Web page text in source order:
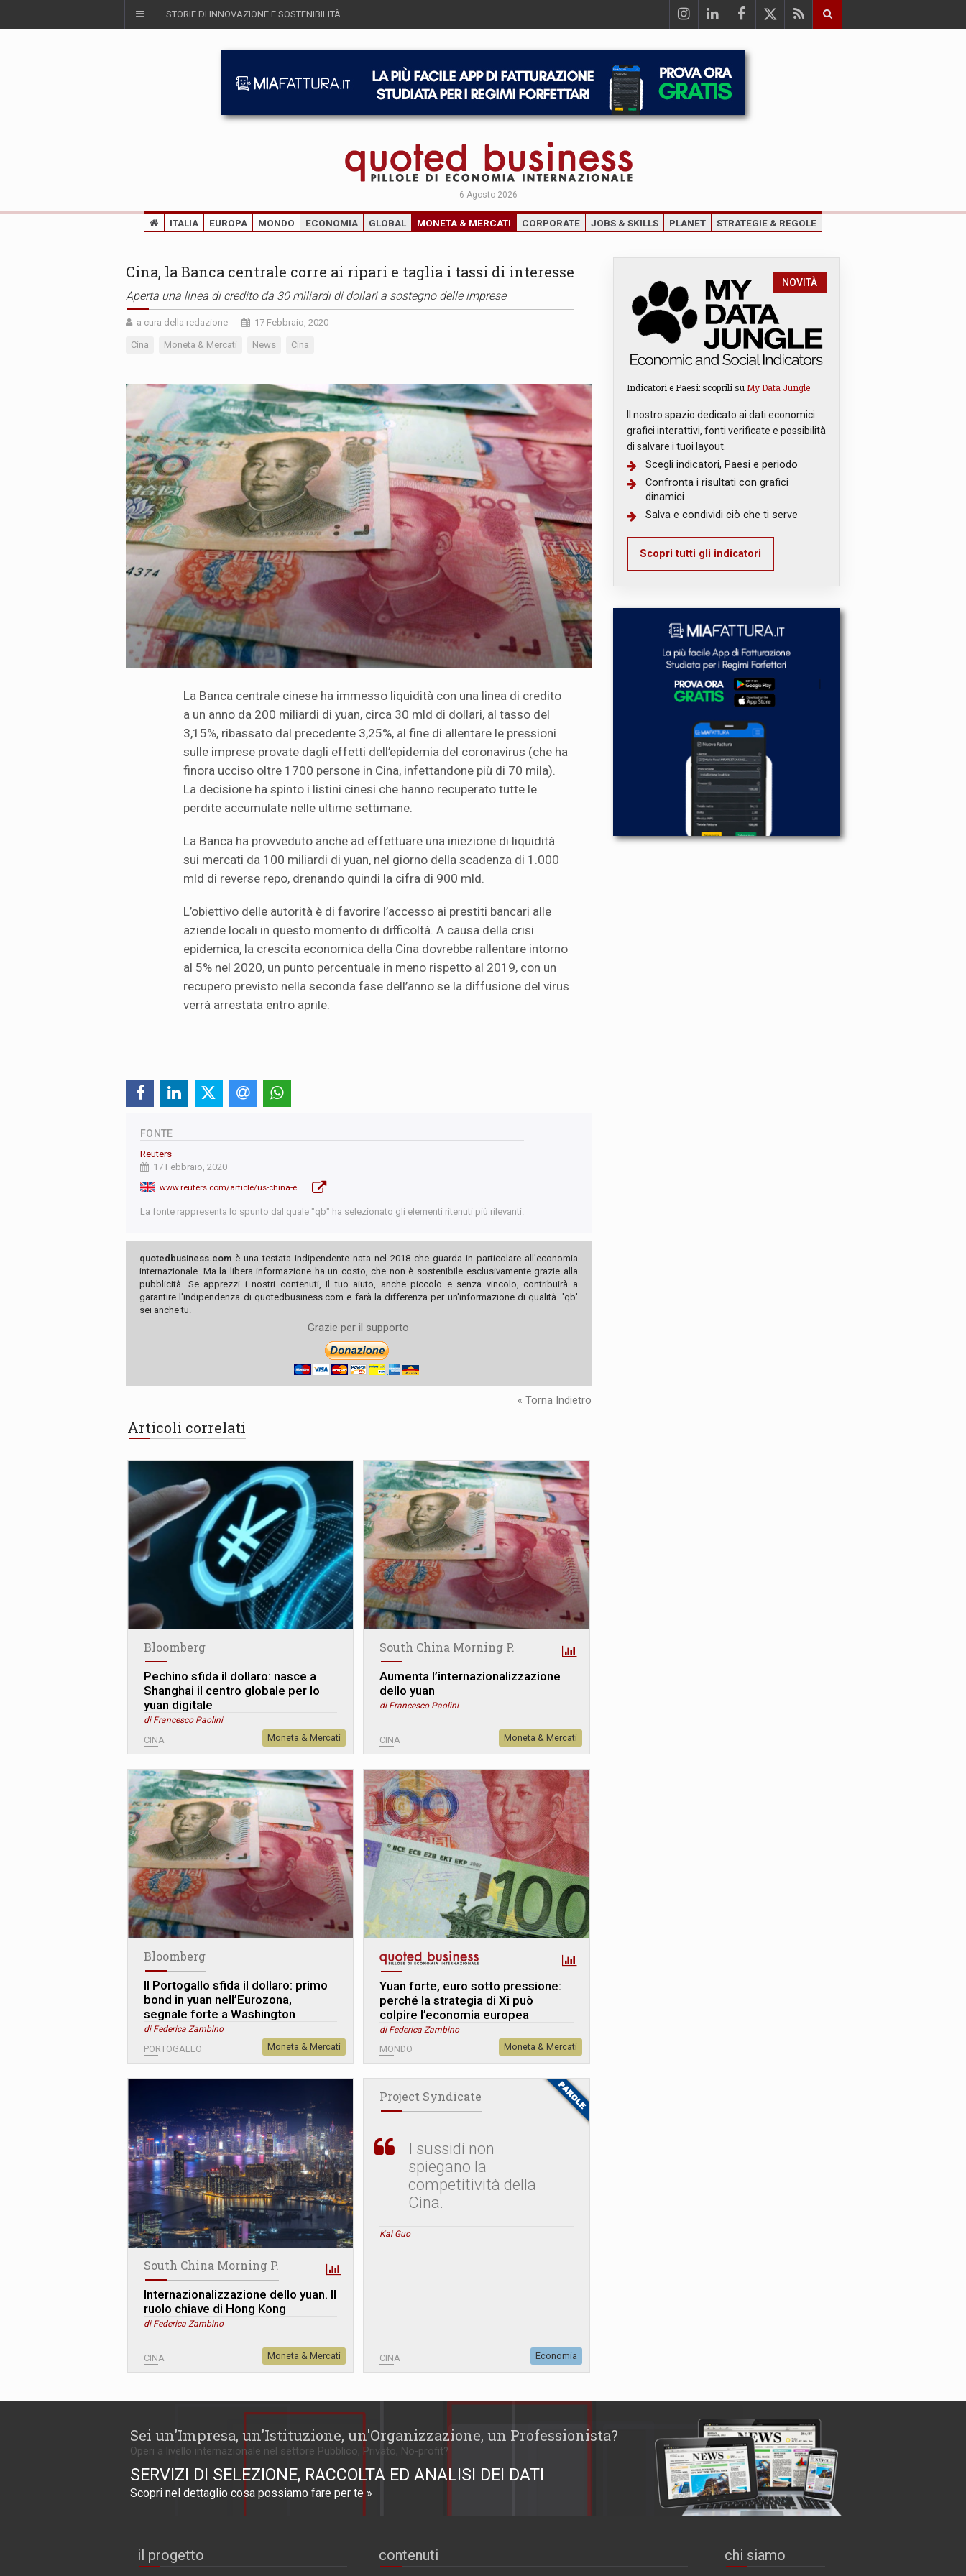
STORIE DI INNOVAZIONE E SOSTENIBILITÀ
6 Agosto 2026
ITALIA EUROPA MONDO ECONOMIA GLOBAL MONETA & MERCATI CORPORATE JOBS & SKILLS PLANET STRATEGIE & REGOLE
Cina, la Banca centrale corre ai ripari e taglia i tassi di interesse
Aperta una linea di credito da 30 miliardi di dollari a sostegno delle imprese
a cura della redazione 17 Febbraio, 2020
Cina Moneta & Mercati News Cina
La Banca centrale cinese ha immesso liquidità con una linea di credito
a un anno da 200 miliardi di yuan, circa 30 mld di dollari, al tasso del
3,15%, ribassato dal precedente 3,25%, al fine di allentare le pressioni
sulle imprese provate dagli effetti dell’epidemia del coronavirus (che ha
finora ucciso oltre 1700 persone in Cina, infettandone più di 70 mila).
La decisione ha spinto i listini cinesi che hanno recuperato tutte le
perdite accumulate nelle ultime settimane.
La Banca ha provveduto anche ad effettuare una iniezione di liquidità
sui mercati da 100 miliardi di yuan, nel giorno della scadenza di 1.000
mld di reverse repo, drenando quindi la cifra di 900 mld.
L’obiettivo delle autorità è di favorire l’accesso ai prestiti bancari alle
aziende locali in questo momento di difficoltà. A causa della crisi
epidemica, la crescita economica della Cina dovrebbe rallentare intorno
al 5% nel 2020, un punto percentuale in meno rispetto al 2019, con un
recupero previsto nella seconda fase dell’anno se la diffusione del virus
verrà arrestata entro aprile.
FONTE
Reuters
17 Febbraio, 2020
La fonte rappresenta lo spunto dal quale "qb" ha selezionato gli elementi ritenuti più rilevanti.
quotedbusiness.com è una testata indipendente nata nel 2018 che guarda in particolare all'economia
internazionale. Ma la libera informazione ha un costo, che non è sostenibile esclusivamente grazie alla
pubblicità. Se apprezzi i nostri contenuti, il tuo aiuto, anche piccolo e senza vincolo, contribuirà a
garantire l'indipendenza di quotedbusiness.com e farà la differenza per un'informazione di qualità. 'qb'
sei anche tu.
Grazie per il supporto
« Torna Indietro
Articoli correlati
Bloomberg
Pechino sfida il dollaro: nasce a
Shanghai il centro globale per lo
yuan digitale
di Francesco Paolini
CINA Moneta & Mercati
South China Morning P.
Aumenta l’internazionalizzazione
dello yuan
di Francesco Paolini
CINA Moneta & Mercati
Bloomberg
Il Portogallo sfida il dollaro: primo
bond in yuan nell’Eurozona,
segnale forte a Washington
di Federica Zambino
PORTOGALLO Moneta & Mercati
Yuan forte, euro sotto pressione:
perché la strategia di Xi può
colpire l’economia europea
di Federica Zambino
MONDO Moneta & Mercati
South China Morning P.
Internazionalizzazione dello yuan. Il
ruolo chiave di Hong Kong
di Federica Zambino
CINA Moneta & Mercati
Project Syndicate
I sussidi non
spiegano la
competitività della
Cina.
Kai Guo
CINA Economia
NOVITÀ
Indicatori e Paesi: scoprili su My Data Jungle
Il nostro spazio dedicato ai dati economici:
grafici interattivi, fonti verificate e possibilità
di salvare i tuoi layout.
Scegli indicatori, Paesi e periodo
Confronta i risultati con grafici
dinamici
Salva e condividi ciò che ti serve
Scopri tutti gli indicatori
Sei un'Impresa, un'Istituzione, un'Organizzazione, un Professionista?
Operi a livello internazionale nel settore Pubblico, Privato, No-profit?
SERVIZI DI SELEZIONE, RACCOLTA ED ANALISI DEI DATI
Scopri nel dettaglio cosa possiamo fare per te »
il progetto contenuti chi siamo